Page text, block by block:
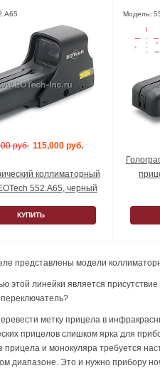
руб. 115,000 руб.
коллиматорный
552.A65, черный
КУПИТЬ
Модель:
представлены модели
этой линейки является
метку прицела в
прицелов слишком ярка для
прицела и монокуляра требуется
диапазоне. Это и нужно прибору